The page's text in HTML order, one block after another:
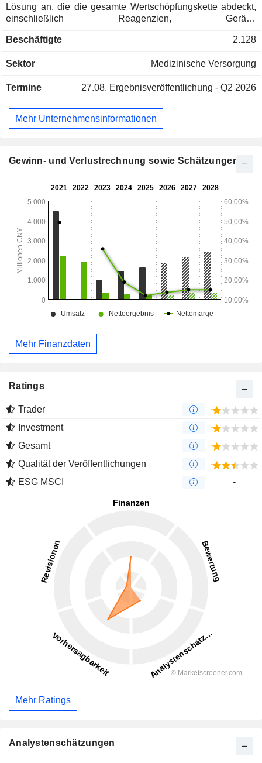
Lösung an, die die gesamte Wertschöpfungskette abdeckt,
einschließlich Reagenzien, Geräte,
Testdienstleistungen für Dritte sowie den gemeinsamen
und entwickelt Produkte in den Bereichen Prävention und
Mutter und Kind, Blutsicherheit, Krebsprävention und -
sowohl auf dem heimischen als auch auf ausländischen
Märkten tätig.
Beschäftigte 2.128
Sektor Medizinische Versorgung
Termine 27.08. Ergebnisveröffentlichung - Q2 2026
Mehr Unternehmensinformationen
Gewinn- und Verlustrechnung sowie Schätzungen
Mehr Finanzdaten
Ratings
Trader
Investment
Gesamt
Qualität der Veröffentlichungen
ESG MSCI
-
Mehr Ratings
Analystenschätzungen